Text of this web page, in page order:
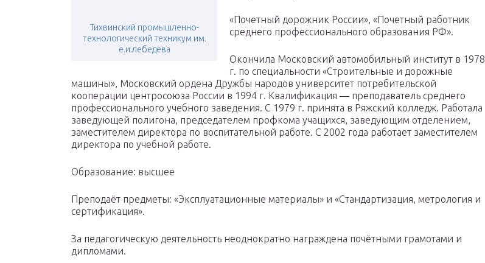
Тихвинский промышленно-
технологический техникум им.
е.и.лебедева
«Почетный дорожник России», «Почетный работник
среднего профессионального образования РФ».
Окончила Московский автомобильный институт в 1978
г. по специальности «Строительные и дорожные
машины», Московский ордена Дружбы народов университет потребительской
кооперации центросоюза России в 1994 г. Квалификация — преподаватель среднего
профессионального учебного заведения. С 1979 г. принята в Ряжский колледж. Работала
заведующей полигона, председателем профкома учащихся, заведующим отделением,
заместителем директора по воспитательной работе. С 2002 года работает заместителем
директора по учебной работе.
Образование: высшее
Преподаёт предметы: «Эксплуатационные материалы» и «Стандартизация, метрология и
сертификация».
За педагогическую деятельность неоднократно награждена почётными грамотами и
дипломами.